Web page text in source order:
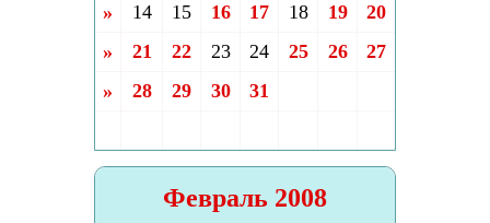
»
14 15 16 17 18 19
20
»
21 22 23 24 25 26
27
»
28 29 30 31
Февраль 2008